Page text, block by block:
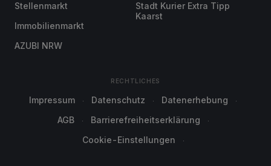
Stellenmarkt
Immobilienmarkt
AZUBI NRW
Stadt Kurier Extra Tipp
Kaarst
RECHTLICHES
Impressum Datenschutz
Datenerhebung
AGB
Barrierefreiheitserklärung
Cookie-Einstellungen